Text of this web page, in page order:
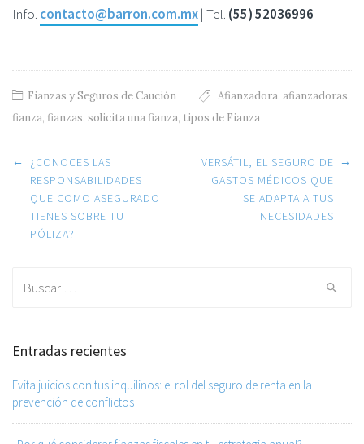
Info. contacto@barron.com.mx| Tel. (55) 52036996
Fianzas y Seguros de Caución Afianzadora, afianzadoras,
fianza, fianzas, solicita una fianza, tipos de Fianza
Post navigation
←
¿CONOCES LAS
RESPONSABILIDADES
QUE COMO ASEGURADO
TIENES SOBRE TU
PÓLIZA?
VERSÁTIL, EL SEGURO DE
GASTOS MÉDICOS QUE
SE ADAPTA A TUS
NECESIDADES
→
Entradas recientes
Evita juicios con tus inquilinos: el rol del seguro de renta en la
prevención de conflictos